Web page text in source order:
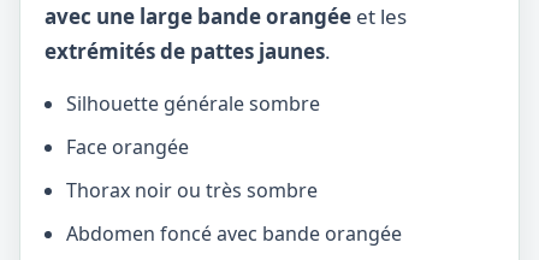
avec une large bande orangée et les
extrémités de pattes jaunes.
Silhouette générale sombre
Face orangée
Thorax noir ou très sombre
Abdomen foncé avec bande orangée